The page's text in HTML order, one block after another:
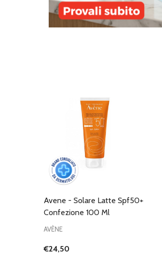
Avene - Solare Latte Spf50+
Confezione 100 Ml
AVÈNE
€24,50